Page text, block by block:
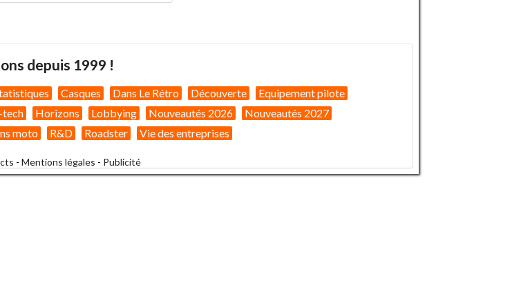
depuis 1999 !
Casques Dans Le Rétro Découverte
Equipement pilote
Horizons Lobbying Nouveautés 2026
Nouveautés 2027
moto R&D Roadster Vie des entreprises
- Mentions légales - Publicité